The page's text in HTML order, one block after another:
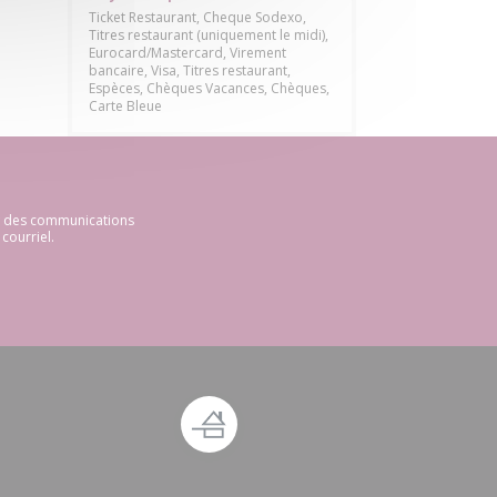
Ticket Restaurant, Cheque Sodexo,
Titres restaurant (uniquement le midi),
Eurocard/Mastercard, Virement
bancaire, Visa, Titres restaurant,
Espèces, Chèques Vacances, Chèques,
Carte Bleue
communications
fenêtre))